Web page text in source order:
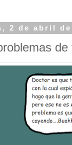
2 de abril
de